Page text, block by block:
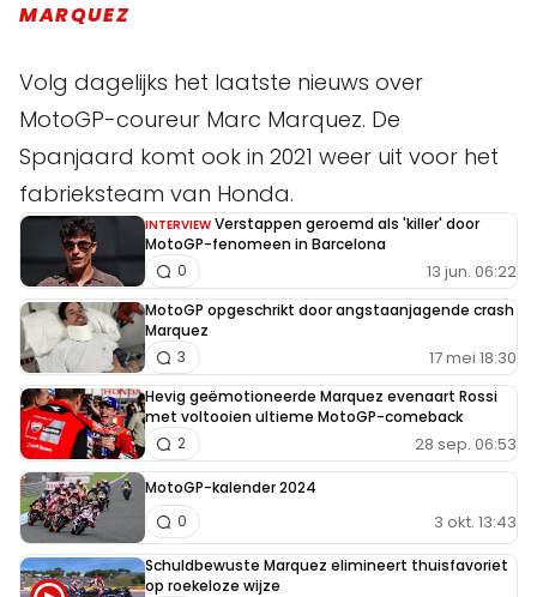
MARQUEZ
Volg dagelijks het laatste nieuws over
MotoGP-coureur Marc Marquez. De
Spanjaard komt ook in 2021 weer uit voor het
fabrieksteam van Honda.
INTERVIEW Verstappen geroemd als 'killer' door
MotoGP-fenomeen in Barcelona
13 jun. 06:22
0
MotoGP opgeschrikt door angstaanjagende crash
Marquez
17 mei 18:30
3
Hevig geëmotioneerde Marquez evenaart Rossi
met voltooien ultieme MotoGP-comeback
28 sep. 06:53
2
MotoGP-kalender 2024
3 okt. 13:43
0
Schuldbewuste Marquez elimineert thuisfavoriet
op roekeloze wijze